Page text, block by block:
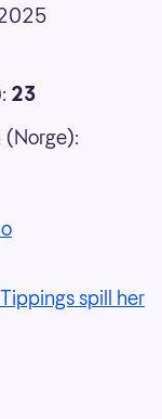
23
spill her